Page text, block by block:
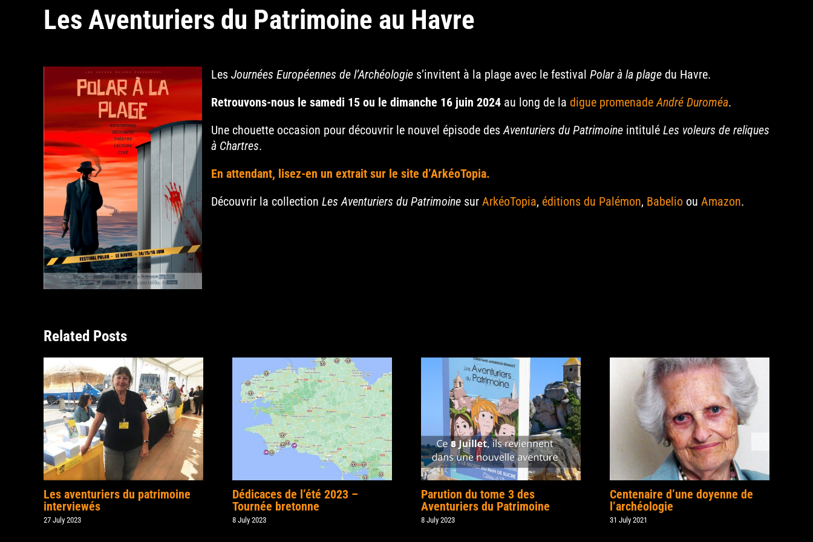
Les Aventuriers du Patrimoine au Havre
Les Journées Européennes de l’Archéologies’invitent à la plage avec le festival Polar à la plagedu Havre.
Retrouvons-nous le samedi 15 ou le dimanche 16 juin 2024au long de la digue promenadeAndré Duroméa.
Une chouette occasion pour découvrir le nouvel épisode desAventuriers du Patrimoineintitulé Les voleurs de reliques
à Chartres.
En attendant, lisez-en un extrait sur le site d’ArkéoTopia.
Découvrir la collection Les Aventuriers du Patrimoinesur ArkéoTopia, éditions du Palémon, Babelioou Amazon.
Related Posts
Les aventuriers du patrimoine
interviewés
27 July 2023
Dédicaces de l’été 2023 –
Tournée bretonne
8 July 2023
Parution du tome 3 des
Aventuriers du Patrimoine
8 July 2023
Centenaire d’une doyenne de
l’archéologie
31 July 2021